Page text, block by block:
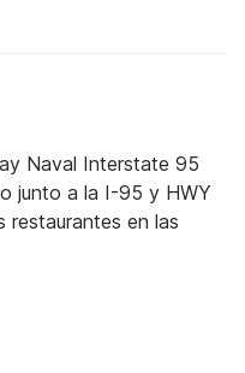
Naval Interstate 95
junto a la I-95 y HWY
restaurantes en las